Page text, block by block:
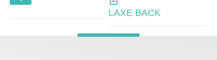
LAXE BACK